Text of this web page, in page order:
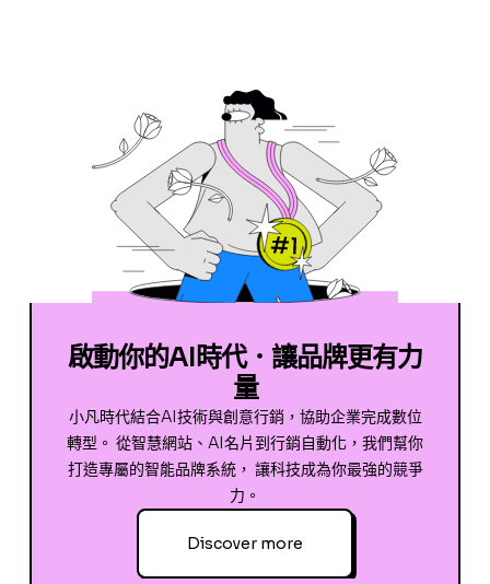
啟動你的AI時代．讓品牌更有力
量
小凡時代結合AI技術與創意行銷，協助企業完成數位
轉型。 從智慧網站、AI名片到行銷自動化，我們幫你
打造專屬的智能品牌系統， 讓科技成為你最強的競爭
力。
Discover more